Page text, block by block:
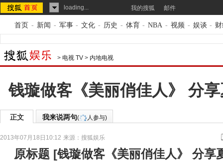
loading... 我的搜狐 邮件
首页 - 新闻 - 军事 - 文化 - 历史 - 体育 - NBA - 视频 - 娱谈 -
> 电视 TV > 内地电视
钱璇做客《美丽俏佳人》 分
正文 我来说两句( 人参与)
2013年07月18日10:12 来源： 搜狐娱乐
原标题 [钱璇做客《美丽俏佳人》 分享